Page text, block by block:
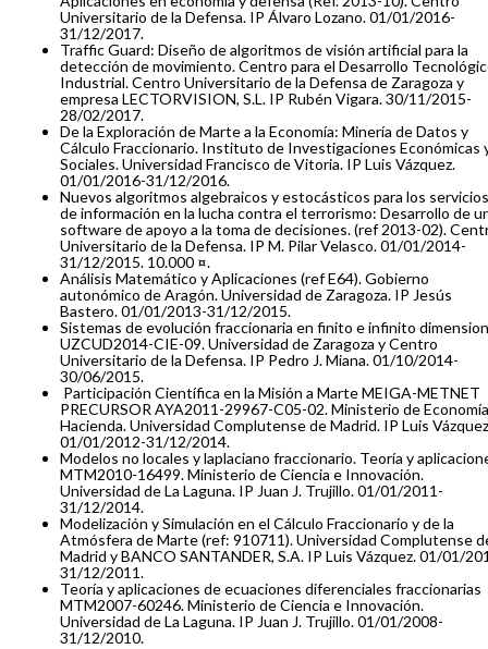
Universitario de la Defensa. IP Álvaro Lozano. 01/01/2016-
31/12/2017.
Traffic Guard: Diseño de algoritmos de visión artificial para la
detección de movimiento. Centro para el Desarrollo
Industrial. Centro Universitario de la Defensa de Zaragoza y
empresa LECTORVISION, S.L. IP Rubén Vigara. 30/11/2015-
28/02/2017.
De la Exploración de Marte a la Economía: Minería de Datos y
Cálculo Fraccionario. Instituto de Investigaciones Económicas
Sociales. Universidad Francisco de Vitoria. IP Luis Vázquez.
01/01/2016-31/12/2016.
Nuevos algoritmos algebraicos y estocásticos para los servicios
de información en la lucha contra el terrorismo: Desarrollo de
software de apoyo a la toma de decisiones. (ref 2013-02).
Universitario de la Defensa. IP M. Pilar Velasco. 01/01/2014-
31/12/2015. 10.000 ¤.
Análisis Matemático y Aplicaciones (ref E64). Gobierno
autonómico de Aragón. Universidad de Zaragoza. IP Jesús
Bastero. 01/01/2013-31/12/2015.
Sistemas de evolución fraccionaria en finito e infinito
UZCUD2014-CIE-09. Universidad de Zaragoza y Centro
Universitario de la Defensa. IP Pedro J. Miana. 01/10/2014-
30/06/2015.
Participación Científica en la Misión a Marte MEIGA-METNET
PRECURSOR AYA2011-29967-C05-02. Ministerio de
Hacienda. Universidad Complutense de Madrid. IP Luis
01/01/2012-31/12/2014.
Modelos no locales y laplaciano fraccionario. Teoría y
MTM2010-16499. Ministerio de Ciencia e Innovación.
Universidad de La Laguna. IP Juan J. Trujillo. 01/01/2011-
31/12/2014.
Modelización y Simulación en el Cálculo Fraccionario y de la
Atmósfera de Marte (ref: 910711). Universidad Complutense
Madrid y BANCO SANTANDER, S.A. IP Luis Vázquez. 01/01/
31/12/2011.
Teoría y aplicaciones de ecuaciones diferenciales fraccionarias
MTM2007-60246. Ministerio de Ciencia e Innovación.
Universidad de La Laguna. IP Juan J. Trujillo. 01/01/2008-
31/12/2010.